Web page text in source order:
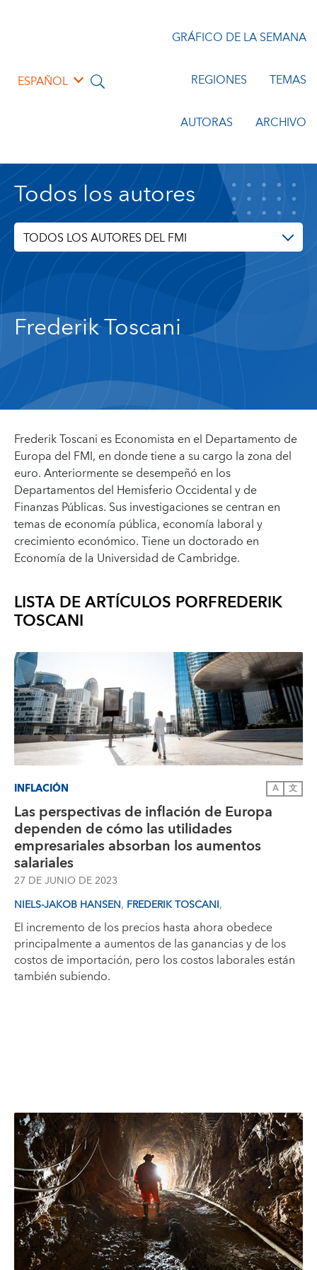
ESPAÑOL
GRÁFICO DE LA SEMANA
REGIONES TEMAS
AUTORAS ARCHIVO
Todos los autores
TODOS LOS AUTORES DEL FMI
Frederik Toscani
Frederik Toscani es Economista en el Departamento de
Europa del FMI, en donde tiene a su cargo la zona del
euro. Anteriormente se desempeñó en los
Departamentos del Hemisferio Occidental y de
Finanzas Públicas. Sus investigaciones se centran en
temas de economía pública, economía laboral y
crecimiento económico. Tiene un doctorado en
Economía de la Universidad de Cambridge.
LISTA DE ARTÍCULOS PORFREDERIK
TOSCANI
INFLACIÓN A 文
Las perspectivas de inflación de Europa
dependen de cómo las utilidades
empresariales absorban los aumentos
salariales
27 DE JUNIO DE 2023
NIELS-JAKOB HANSEN, FREDERIK TOSCANI,
El incremento de los precios hasta ahora obedece
principalmente a aumentos de las ganancias y de los
costos de importación, pero los costos laborales están
también subiendo.